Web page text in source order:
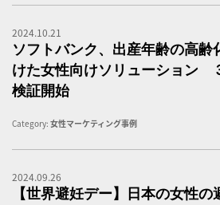
2024.10.21
ソフトバンク、出産年齢の高齢
けた女性向けソリューション
検証開始
Category: 女性マーケティング事例
2024.09.26
【世界避妊デー】日本の女性の